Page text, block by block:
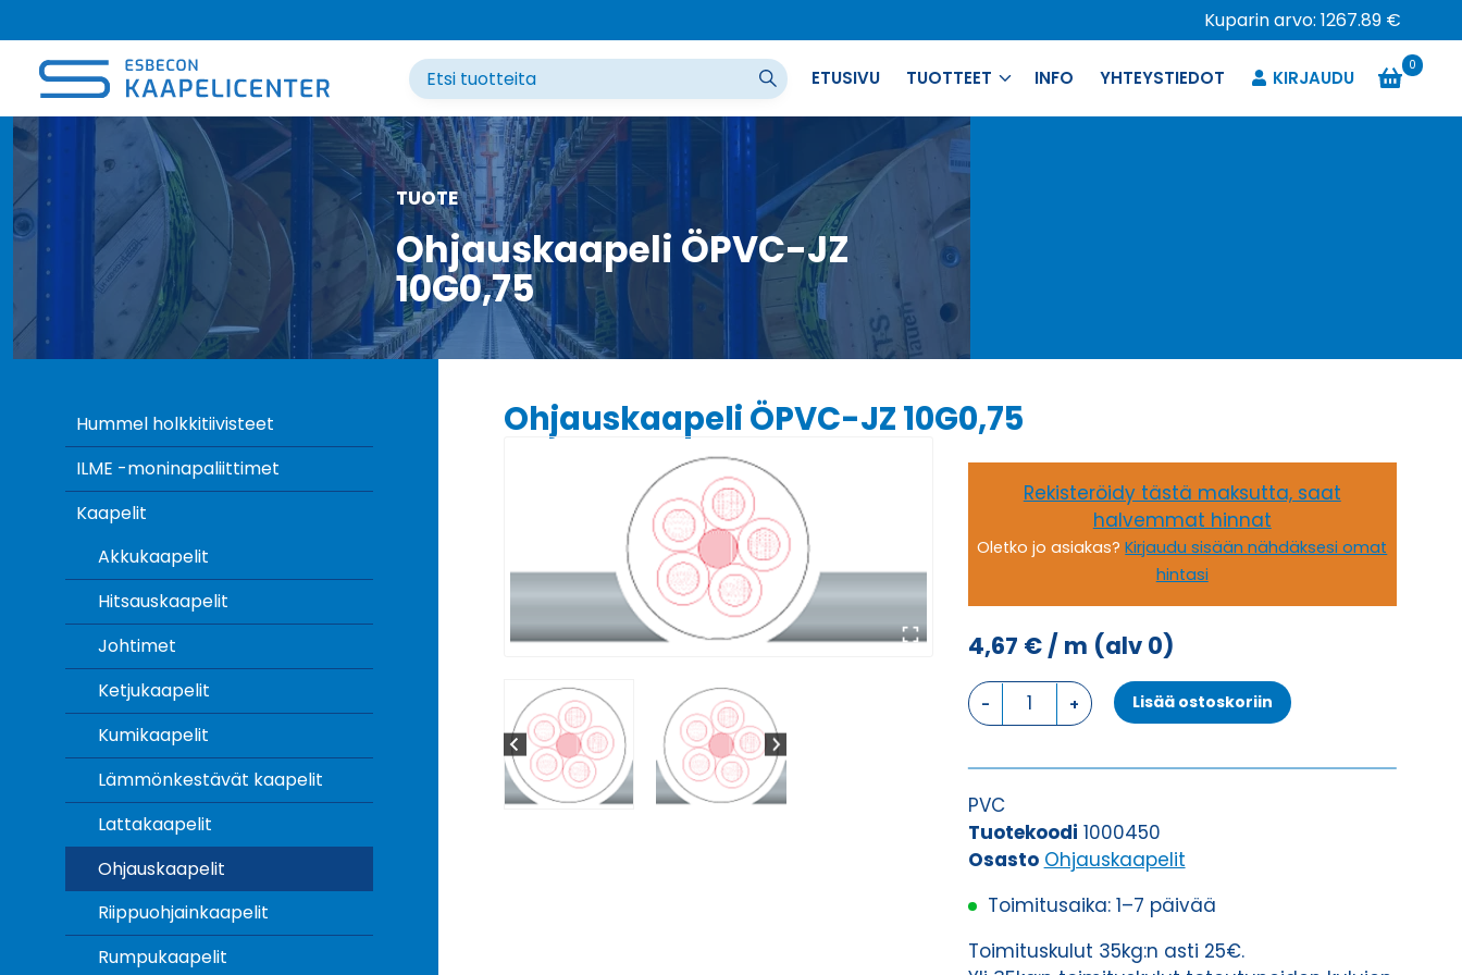
sisältöön
Kuparin arvo: 1267.89 €
ETUSIVU TUOTTEET INFO YHTEYSTIEDOT KIRJAUDU
0
TUOTE
Ohjauskaapeli ÖPVC-JZ
10G0,75
Hummel holkkitiivisteet
ILME -moninapaliittimet
Kaapelit
Akkukaapelit
Hitsauskaapelit
Johtimet
Ketjukaapelit
Kumikaapelit
Lämmönkestävät kaapelit
Lattakaapelit
Ohjauskaapelit
Riippuohjainkaapelit
Rumpukaapelit
Ohjauskaapeli ÖPVC-JZ 10G0,75
Rekisteröidy tästä maksutta, saat
halvemmat hinnat
Oletko jo asiakas?Kirjaudu sisään nähdäksesi omat
hintasi
4,67 €/ m (alv 0)
Ohjauskaapeli
ÖPVC-
10G0,75
Lisää ostoskoriin
PVC
Tuotekoodi 1000450
Osasto Ohjauskaapelit
Toimitusaika: 1–7 päivää
Toimituskulut 35kg:n asti 25€.